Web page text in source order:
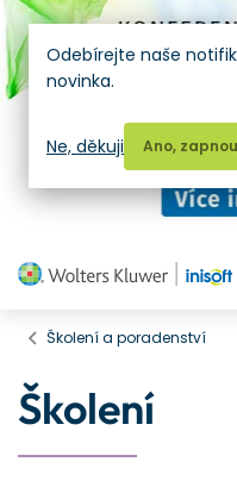
Školení a poradenství
Školení
Odebírejte naše
novinka.
Ano,
Ne, děkuji